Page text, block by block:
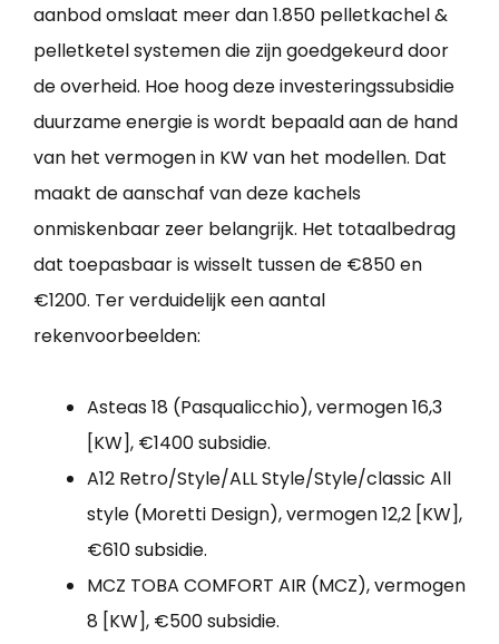
aanbod omslaat meer dan 1.850 pelletkachel &
pelletketel systemen die zijn goedgekeurd door
de overheid. Hoe hoog deze investeringssubsidie
duurzame energie is wordt bepaald aan de hand
van het vermogen in KW van het modellen. Dat
maakt de aanschaf van deze kachels
onmiskenbaar zeer belangrijk. Het totaalbedrag
dat toepasbaar is wisselt tussen de €850 en
€1200. Ter verduidelijk een aantal
rekenvoorbeelden:
Asteas 18 (Pasqualicchio), vermogen 16,3
[KW], €1400 subsidie.
A12 Retro/Style/ALL Style/Style/classic All
style (Moretti Design), vermogen 12,2 [KW],
€610 subsidie.
MCZ TOBA COMFORT AIR (MCZ), vermogen
8 [KW], €500 subsidie.